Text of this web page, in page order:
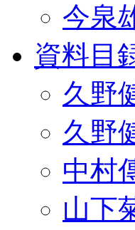
今泉
資料目
久野
久野
中村
山下